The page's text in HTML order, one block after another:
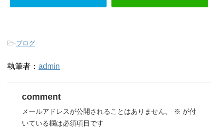
-ブログ
執筆者： admin
comment
メールアドレスが公開されることはありません。 ※ が付
いている欄は必須項目です